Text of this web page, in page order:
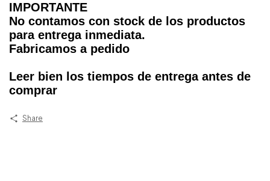
IMPORTANTE
No contamos con stock de los productos
para entrega inmediata.
Fabricamos a pedido
Leer bien los tiempos de entrega antes de
comprar
Share